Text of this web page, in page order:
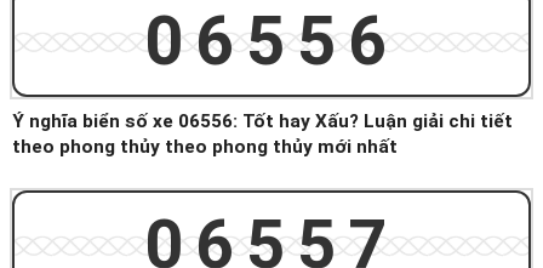
06556
Ý nghĩa biển số xe 06556: Tốt hay Xấu? Luận giải chi tiết
theo phong thủy theo phong thủy mới nhất
06557